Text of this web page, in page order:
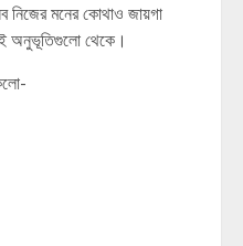
মনের কোথাও জায়গা
অনুভূতিগুলো থেকে।